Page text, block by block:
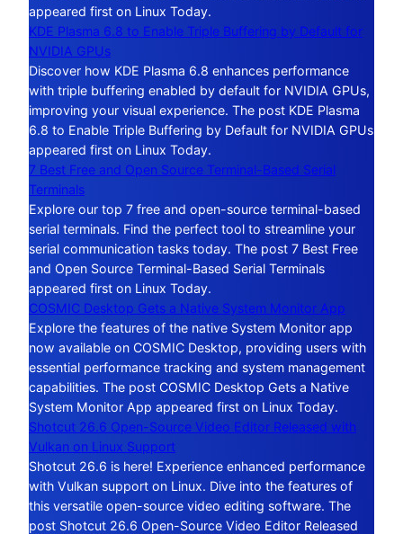
appeared first on Linux Today.
KDE Plasma 6.8 to Enable Triple Buffering by Default for
NVIDIA GPUs
Discover how KDE Plasma 6.8 enhances performance
with triple buffering enabled by default for NVIDIA GPUs,
improving your visual experience. The post KDE Plasma
6.8 to Enable Triple Buffering by Default for NVIDIA GPUs
appeared first on Linux Today.
7 Best Free and Open Source Terminal-Based Serial
Terminals
Explore our top 7 free and open-source terminal-based
serial terminals. Find the perfect tool to streamline your
serial communication tasks today. The post 7 Best Free
and Open Source Terminal-Based Serial Terminals
appeared first on Linux Today.
COSMIC Desktop Gets a Native System Monitor App
Explore the features of the native System Monitor app
now available on COSMIC Desktop, providing users with
essential performance tracking and system management
capabilities. The post COSMIC Desktop Gets a Native
System Monitor App appeared first on Linux Today.
Shotcut 26.6 Open-Source Video Editor Released with
Vulkan on Linux Support
Shotcut 26.6 is here! Experience enhanced performance
with Vulkan support on Linux. Dive into the features of
this versatile open-source video editing software. The
post Shotcut 26.6 Open-Source Video Editor Released